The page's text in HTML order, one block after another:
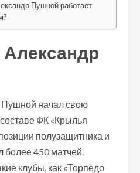
Пушной работает
Пушной начал свою
ФК «Крылья
полузащитника и
более 450 матчей.
клубы, как «Торпедо